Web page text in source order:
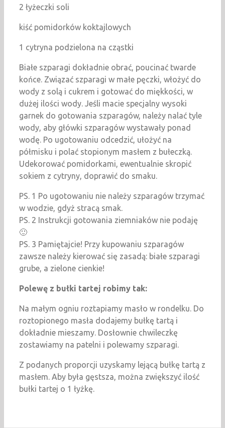
2 łyżeczki soli
kiść pomidorków koktajlowych
1 cytryna podzielona na cząstki
Białe szparagi dokładnie obrać, poucinać twarde
końce. Związać szparagi w małe pęczki, włożyć do
wody z solą i cukrem i gotować do miękkości, w
dużej ilości wody. Jeśli macie specjalny wysoki
garnek do gotowania szparagów, należy nalać tyle
wody, aby główki szparagów wystawały ponad
wodę. Po ugotowaniu odcedzić, ułożyć na
półmisku i polać stopionym masłem z bułeczką.
Udekorować pomidorkami, ewentualnie skropić
sokiem z cytryny, doprawić do smaku.
PS. 1 Po ugotowaniu nie należy szparagów trzymać
w wodzie, gdyż stracą smak.
PS. 2 Instrukcji gotowania ziemniaków nie podaję
🙂
PS. 3 Pamiętajcie! Przy kupowaniu szparagów
zawsze należy kierować się zasadą: białe szparagi
grube, a zielone cienkie!
Polewę z bułki tartej robimy tak:
Na małym ogniu roztapiamy masło w rondelku. Do
roztopionego masła dodajemy bułkę tartą i
dokładnie mieszamy. Dosłownie chwileczkę
zostawiamy na patelni i polewamy szparagi.
Z podanych proporcji uzyskamy lejącą bułkę tartą z
masłem. Aby była gęstsza, można zwiększyć ilość
bułki tartej o 1 łyżkę.